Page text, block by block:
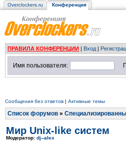
Overclockers.ru Конференция
ПРАВИЛА КОНФЕРЕНЦИИ | Вход |
Имя пользователя:
Сообщения без ответов | Активные темы
Список форумов »
Мир Unix-like систем
Модератор: dj--alex